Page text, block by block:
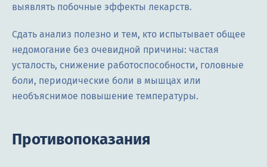
выявлять побочные эффекты лекарств.
Сдать анализ полезно и тем, кто испытывает общее
недомогание без очевидной причины: частая
усталость, снижение работоспособности, головные
боли, периодические боли в мышцах или
необъяснимое повышение температуры.
Противопоказания